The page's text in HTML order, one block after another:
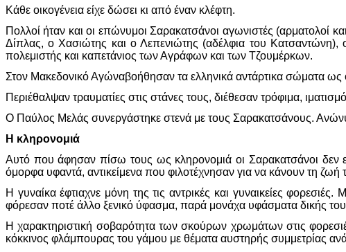
Κάθε οικογένεια είχε δώσει κι από έναν κλέφτη.
Πολλοί ήταν και οι επώνυμοι Σαρακατσάνοι αγωνιστές (αρματολοί
Δίπλας, ο Χασιώτης και ο Λεπενιώτης (αδέλφια του
πολεμιστής και καπετάνιος των Αγράφων και των Τζουμέρκων.
Στον Μακεδονικό Αγώναβοήθησαν τα ελληνικά αντάρτικα σώματα ως
Περιέθαλψαν τραυματίες στις στάνες τους, διέθεσαν τρόφιμα,
Ο Παύλος Μελάς συνεργάστηκε στενά με τους Σαρακατσάνους.
Η κληρονομιά
Αυτό που άφησαν πίσω τους ως κληρονομιά οι Σαρακατσάνοι δεν
όμορφα υφαντά, αντικείμενα που φιλοτέχνησαν για να κάνουν τη ζωή
Η γυναίκα έφτιαχνε μόνη της τις αντρικές και γυναικείες
φόρεσαν ποτέ άλλο ξενικό ύφασμα, παρά μονάχα υφάσματα δικής
Η χαρακτηριστική σοβαρότητα των σκούρων χρωμάτων στις
κόκκινος φλάμπουρας του γάμου με θέματα αυστηρής συμμετρίας